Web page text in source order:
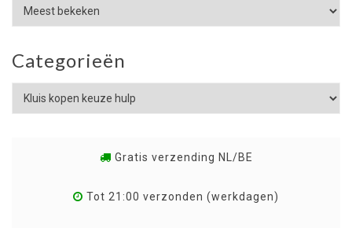
Categorieën
Gratis verzending NL/BE
Tot 21:00 verzonden (werkdagen)